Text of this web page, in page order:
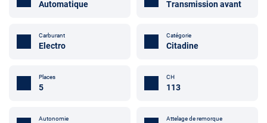
Automatique Transmission avant
Carburant
Electro
Catégorie
Citadine
Places
5
CH
113
Autonomie Attelage de remorque